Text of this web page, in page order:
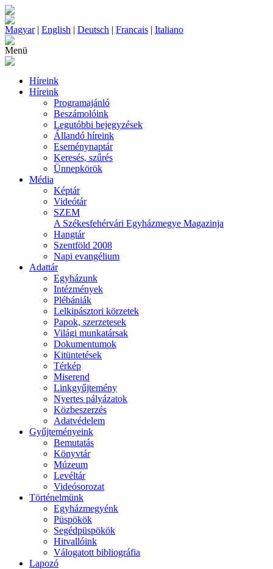
Magyar| English | Deutsch | Francais | Italiano
Menü
Híreink
Híreink
Programajánló
Beszámolóink
Legutóbbi bejegyzések
Állandó híreink
Eseménynaptár
Keresés, szűrés
Ünnepkörök
Média
Képtár
Videótár
SZEM
A Székesfehérvári Egyházmegye Magazinja
Hangtár
Szentföld 2008
Napi evangélium
Adattár
Egyházunk
Intézmények
Plébániák
Lelkipásztori körzetek
Papok, szerzetesek
Világi munkatársak
Dokumentumok
Kitüntetések
Térkép
Miserend
Linkgyűjtemény
Nyertes pályázatok
Közbeszerzés
Adatvédelem
Gyűjteményeink
Bemutatás
Könyvtár
Múzeum
Levéltár
Videósorozat
Történelmünk
Egyházmegyénk
Püspökök
Segédpüspökök
Hitvallóink
Válogatott bibliográfia
Lapozó